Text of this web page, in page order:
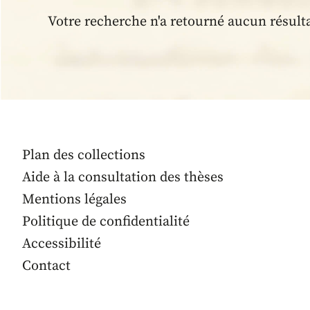
Votre recherche n'a retourné aucun
Plan des collections
Aide à la consultation des thèses
Mentions légales
Politique de confidentialité
Accessibilité
Contact